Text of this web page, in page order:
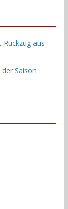
Rückzug aus
Saison